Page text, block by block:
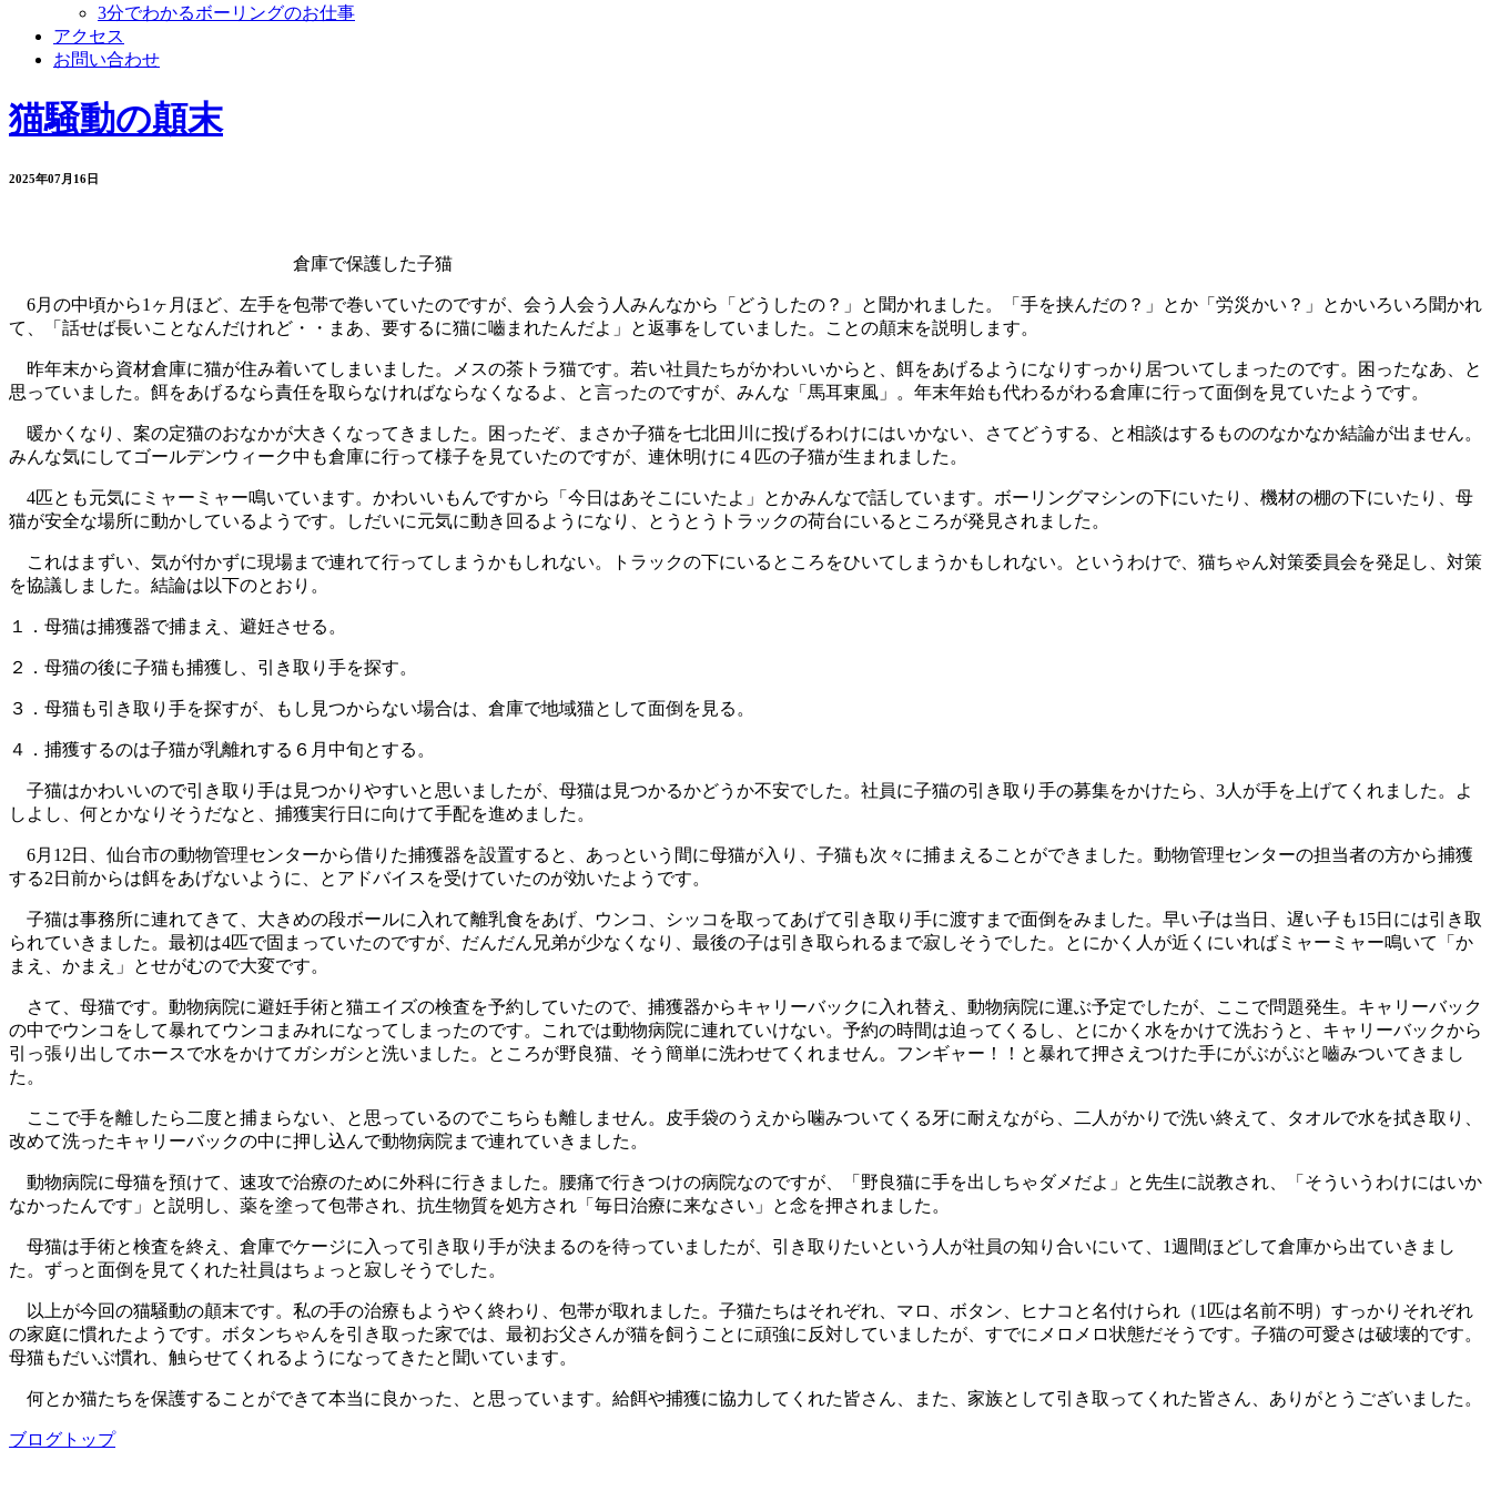
3分でわかるボーリングのお仕事
アクセス
お問い合わせ
猫騒動の顛末
2025年07月16日
倉庫で保護した子猫
6月の中頃から1ヶ月ほど、左手を包帯で巻いていたのですが、会う人会う人みんなから「どうしたの？」と聞かれました。「手を挟んだの？」とか「労災かい？」とかいろいろ聞かれ
て、「話せば長いことなんだけれど・・まあ、要するに猫に嚙まれたんだよ」と返事をしていました。ことの顛末を説明します。
昨年末から資材倉庫に猫が住み着いてしまいました。メスの茶トラ猫です。若い社員たちがかわいいからと、餌をあげるようになりすっかり居ついてしまったのです。困ったなあ、と
思っていました。餌をあげるなら責任を取らなければならなくなるよ、と言ったのですが、みんな「馬耳東風」。年末年始も代わるがわる倉庫に行って面倒を見ていたようです。
暖かくなり、案の定猫のおなかが大きくなってきました。困ったぞ、まさか子猫を七北田川に投げるわけにはいかない、さてどうする、と相談はするもののなかなか結論が出ません。
みんな気にしてゴールデンウィーク中も倉庫に行って様子を見ていたのですが、連休明けに４匹の子猫が生まれました。
4匹とも元気にミャーミャー鳴いています。かわいいもんですから「今日はあそこにいたよ」とかみんなで話しています。ボーリングマシンの下にいたり、機材の棚の下にいたり、母
猫が安全な場所に動かしているようです。しだいに元気に動き回るようになり、とうとうトラックの荷台にいるところが発見されました。
これはまずい、気が付かずに現場まで連れて行ってしまうかもしれない。トラックの下にいるところをひいてしまうかもしれない。というわけで、猫ちゃん対策委員会を発足し、対策
を協議しました。結論は以下のとおり。
１．母猫は捕獲器で捕まえ、避妊させる。
２．母猫の後に子猫も捕獲し、引き取り手を探す。
３．母猫も引き取り手を探すが、もし見つからない場合は、倉庫で地域猫として面倒を見る。
４．捕獲するのは子猫が乳離れする６月中旬とする。
子猫はかわいいので引き取り手は見つかりやすいと思いましたが、母猫は見つかるかどうか不安でした。社員に子猫の引き取り手の募集をかけたら、3人が手を上げてくれました。よ
しよし、何とかなりそうだなと、捕獲実行日に向けて手配を進めました。
6月12日、仙台市の動物管理センターから借りた捕獲器を設置すると、あっという間に母猫が入り、子猫も次々に捕まえることができました。動物管理センターの担当者の方から捕獲
する2日前からは餌をあげないように、とアドバイスを受けていたのが効いたようです。
子猫は事務所に連れてきて、大きめの段ボールに入れて離乳食をあげ、ウンコ、シッコを取ってあげて引き取り手に渡すまで面倒をみました。早い子は当日、遅い子も15日には引き取
られていきました。最初は4匹で固まっていたのですが、だんだん兄弟が少なくなり、最後の子は引き取られるまで寂しそうでした。とにかく人が近くにいればミャーミャー鳴いて「か
まえ、かまえ」とせがむので大変です。
さて、母猫です。動物病院に避妊手術と猫エイズの検査を予約していたので、捕獲器からキャリーバックに入れ替え、動物病院に運ぶ予定でしたが、ここで問題発生。キャリーバック
の中でウンコをして暴れてウンコまみれになってしまったのです。これでは動物病院に連れていけない。予約の時間は迫ってくるし、とにかく水をかけて洗おうと、キャリーバックから
引っ張り出してホースで水をかけてガシガシと洗いました。ところが野良猫、そう簡単に洗わせてくれません。フンギャー！！と暴れて押さえつけた手にがぶがぶと嚙みついてきまし
た。
ここで手を離したら二度と捕まらない、と思っているのでこちらも離しません。皮手袋のうえから噛みついてくる牙に耐えながら、二人がかりで洗い終えて、タオルで水を拭き取り、
改めて洗ったキャリーバックの中に押し込んで動物病院まで連れていきました。
動物病院に母猫を預けて、速攻で治療のために外科に行きました。腰痛で行きつけの病院なのですが、「野良猫に手を出しちゃダメだよ」と先生に説教され、「そういうわけにはいか
なかったんです」と説明し、薬を塗って包帯され、抗生物質を処方され「毎日治療に来なさい」と念を押されました。
母猫は手術と検査を終え、倉庫でケージに入って引き取り手が決まるのを待っていましたが、引き取りたいという人が社員の知り合いにいて、1週間ほどして倉庫から出ていきまし
た。ずっと面倒を見てくれた社員はちょっと寂しそうでした。
以上が今回の猫騒動の顛末です。私の手の治療もようやく終わり、包帯が取れました。子猫たちはそれぞれ、マロ、ボタン、ヒナコと名付けられ（1匹は名前不明）すっかりそれぞれ
の家庭に慣れたようです。ボタンちゃんを引き取った家では、最初お父さんが猫を飼うことに頑強に反対していましたが、すでにメロメロ状態だそうです。子猫の可愛さは破壊的です。
母猫もだいぶ慣れ、触らせてくれるようになってきたと聞いています。
何とか猫たちを保護することができて本当に良かった、と思っています。給餌や捕獲に協力してくれた皆さん、また、家族として引き取ってくれた皆さん、ありがとうございました。
ブログトップ